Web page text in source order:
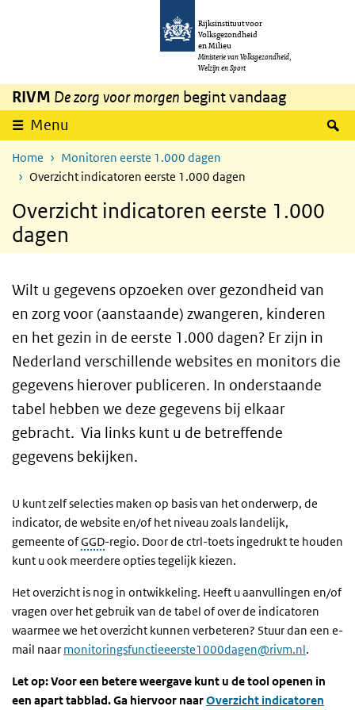
Overslaan en naar de inhoud gaan
Rijksinstituut voor
Volksgezondheid
en Milieu
Ministerie van Volksgezondheid,
Welzijn en Sport
RIVM De zorg voor morgen begint vandaag
Menu
Home
Monitoren eerste 1.000 dagen
Overzicht indicatoren eerste 1.000 dagen
Overzicht indicatoren eerste 1.000
dagen
Wilt u gegevens opzoeken over gezondheid van
en zorg voor (aanstaande) zwangeren, kinderen
en het gezin in de eerste 1.000 dagen? Er zijn in
Nederland verschillende websites en monitors die
gegevens hierover publiceren. In onderstaande
tabel hebben we deze gegevens bij elkaar
gebracht. Via links kunt u de betreffende
gegevens bekijken.
U kunt zelf selecties maken op basis van het onderwerp, de
indicator, de website en/of het niveau zoals landelijk,
gemeente ofGGD-regio. Door de ctrl-toets ingedrukt te houden
kunt u ook meerdere opties tegelijk kiezen.
Het overzicht is nog in ontwikkeling. Heeft u aanvullingen en/of
vragen over het gebruik van de tabel of over de indicatoren
waarmee we het overzicht kunnen verbeteren? Stuur dan een e-
mail naar monitoringsfunctieeerste1000dagen@rivm.nl.
Let op: Voor een betere weergave kunt u de tool openen in
een apart tabblad. Ga hiervoor naarOverzicht indicatoren